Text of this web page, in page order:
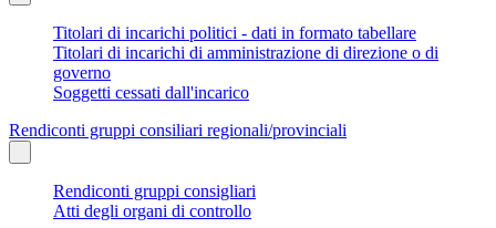
Titolari di incarichi politici - dati in formato tabellare
Titolari di incarichi di amministrazione di direzione o di
governo
Soggetti cessati dall'incarico
Rendiconti gruppi consiliari regionali/provinciali
Rendiconti gruppi consigliari
Atti degli organi di controllo